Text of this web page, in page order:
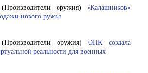
(Производители оружия) «Калашников»
нового ружья
(Производители оружия) ОПК создала
реальности для военных